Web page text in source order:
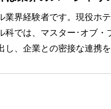
業界経験者です。現役ホ
では、マスター･オブ
、企業との密接な連携